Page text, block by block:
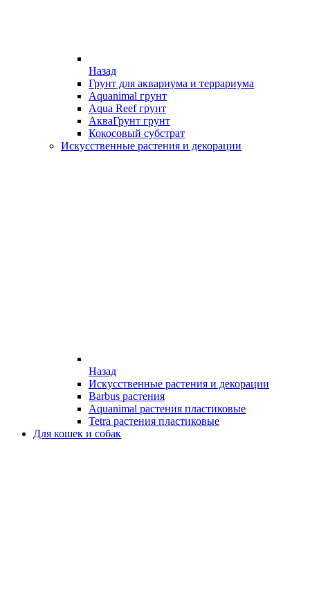
Назад
Грунт для аквариума и террариума
Aquanimal грунт
Aqua Reef грунт
АкваГрунт грунт
Кокосовый субстрат
Искусственные растения и декорации
Назад
Искусственные растения и декорации
Barbus растения
Aquanimal растения пластиковые
Tetra растения пластиковые
Для кошек и собак